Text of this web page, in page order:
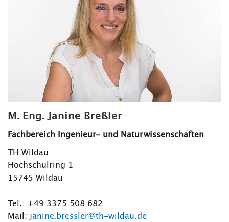
M. Eng. Janine Breßler
Fachbereich Ingenieur- und Naturwissenschaften
TH Wildau
Hochschulring 1
15745 Wildau
Tel.: +49 3375 508 682
Mail: janine.bressler@th-wildau.de